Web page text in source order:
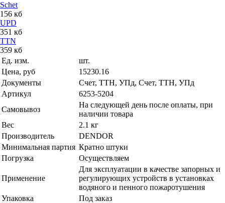
Schet
156 кб
UPD
351 кб
TTN
359 кб
Ед. изм.
шт.
Цена, руб
15230.16
Документы
Счет, ТТН, УПд, Счет, ТТН, УПд
Артикул
6253-5204
Самовывоз
На следующей день после оплаты, при
наличии товара
Вес
2.1 кг
Производитель
DENDOR
Минимальная партия Кратно штуки
Погрузка
Осуществляем
Применение
Для эксплуатации в качестве запорных и
регулирующих устройств в установках
водяного и пенного пожаротушения
Упаковка
Под заказ